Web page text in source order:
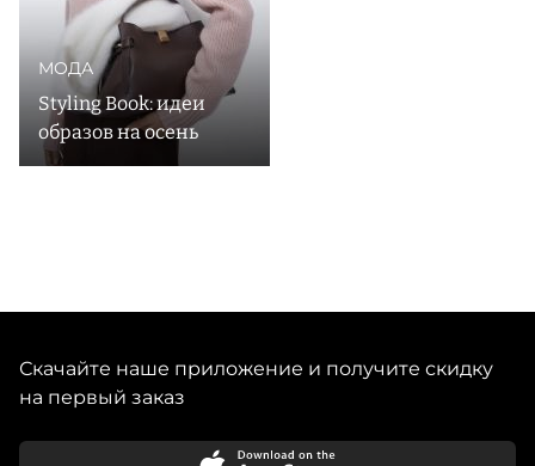
МОДА
Styling Book: идеи
образов на осень
Скачайте наше приложение и получите скидку
на первый заказ